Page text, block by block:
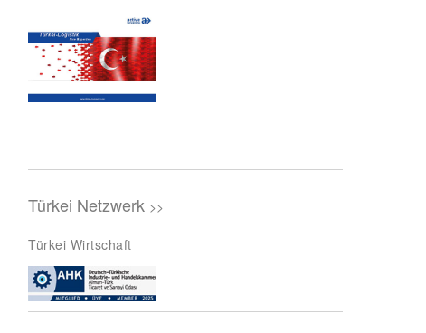
Türkei Netzwerk >>
Türkei Wirtschaft